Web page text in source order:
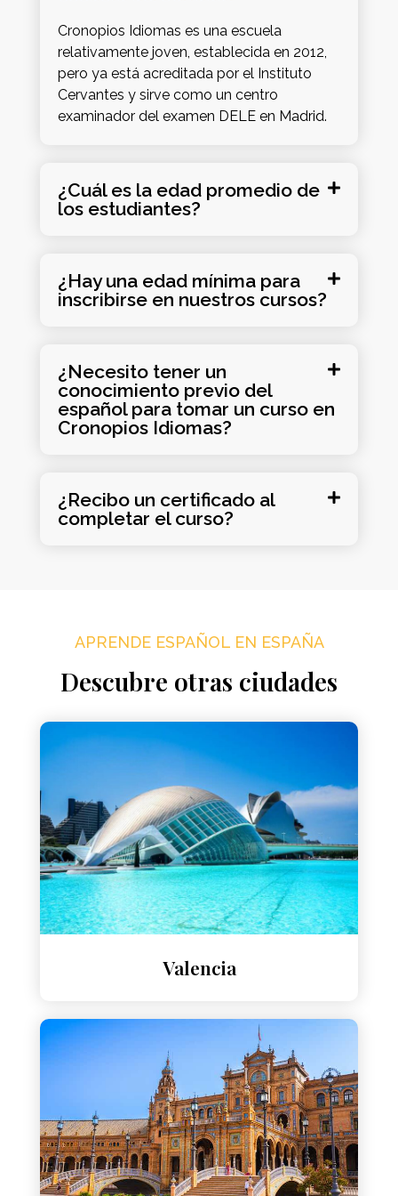
Cronopios Idiomas es una escuela
relativamente joven, establecida en 2012,
pero ya está acreditada por el Instituto
Cervantes y sirve como un centro
examinador del examen DELE en Madrid.
¿Cuál es la edad promedio de
los estudiantes?
¿Hay una edad mínima para
inscribirse en nuestros cursos?
¿Necesito tener un
conocimiento previo del
español para tomar un curso en
Cronopios Idiomas?
¿Recibo un certificado al
completar el curso?
APRENDE ESPAÑOL EN ESPAÑA
Descubre otras ciudades
Valencia